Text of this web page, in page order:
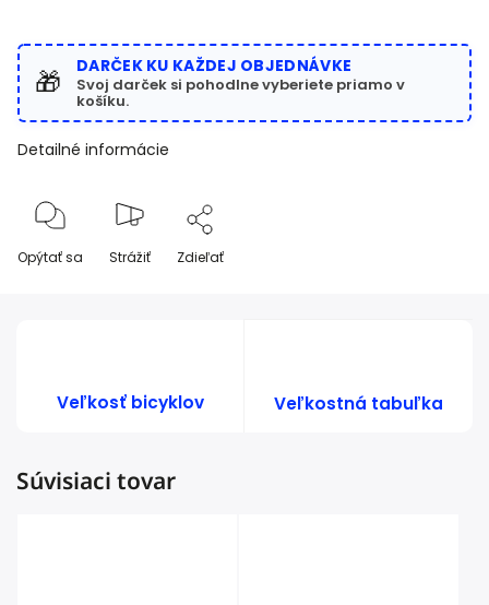
🎁 DARČEK KU KAŽDEJ OBJEDNÁVKE
Svoj darček si pohodlne vyberiete priamo v
košíku.
Detailné informácie
Opýtať sa Strážiť Zdieľať
Veľkosť bicyklov Veľkostná tabuľka
Súvisiaci tovar